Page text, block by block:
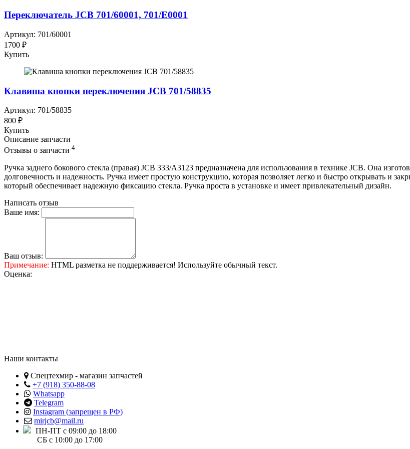
Переключатель JCB 701/60001, 701/E0001
Артикул: 701/60001
1700 ₽
Купить
Клавиша кнопки переключения JCB 701/58835
Артикул: 701/58835
800 ₽
Купить
Описание запчасти
Отзывы о запчасти 4
Ручка заднего бокового стекла (правая) JCB 333/A3123 предназначена для использования в технике JCB. Она
долговечность и надежность. Ручка имеет простую конструкцию, которая позволяет легко и быстро открывать и
который обеспечивает надежную фиксацию стекла. Ручка проста в установке и имеет привлекательный дизайн.
Написать отзыв
Ваше имя:
Ваш отзыв:
Примечание: HTML разметка не поддерживается! Используйте обычный текст.
Оценка:
Наши контакты
Спецтехмир - магазин запчастей
+7 (918) 350-88-08
Whatsapp
Telegram
Instagram (запрещен в РФ)
mirjcb@mail.ru
ПН-ПТ с 09:00 до 18:00
СБ с 10:00 до 17:00